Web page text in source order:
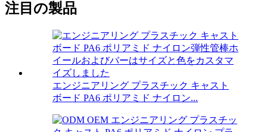
注目の製品
エンジニアリング プラスチック キャスト
ボード PA6 ポリアミド ナイロン...